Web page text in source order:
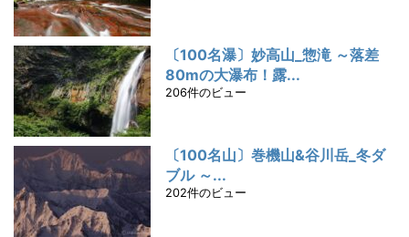
〔100名瀑〕妙高山_惣滝 ～落差
80mの大瀑布！露...
206件のビュー
〔100名山〕巻機山&谷川岳_冬ダ
ブル ～...
202件のビュー